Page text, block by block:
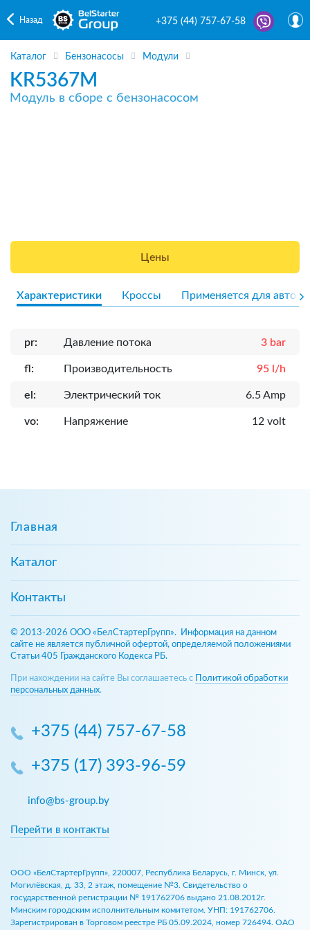
Назад +375 (44) 757-67-58
Каталог Бензонасосы Модули
KR5367M
Модуль в сборе с бензонасосом
Цены
Характеристики Кроссы Применяется для авто
pr: Давление потока 3 bar
fl: Производительность 95 l/h
el: Электрический ток 6.5 Amp
vo: Напряжение 12 volt
Главная
Каталог
Контакты
© 2013-2026 ООО «БелСтартерГрупп». Информация на данном
сайте не является публичной офертой, определяемой положениями
Статьи 405 Гражданского Кодекса РБ.
При нахождении на сайте Вы соглашаетесь с
Политикой обработки
персональных данных.
+375 (44) 757-67-58
+375 (17) 393-96-59
info@bs-group.by
Перейти в контакты
ООО «БелСтартерГрупп», 220007, Республика Беларусь, г. Минск, ул.
Могилёвская, д. 33, 2 этаж, помещение №3. Свидетельство о
государственной регистрации № 191762706 выдано 21.08.2012г.
Минским городским исполнительным комитетом. УНП: 191762706.
Зарегистрирован в Торговом реестре РБ 05.09.2024, номер 726494. ОАО